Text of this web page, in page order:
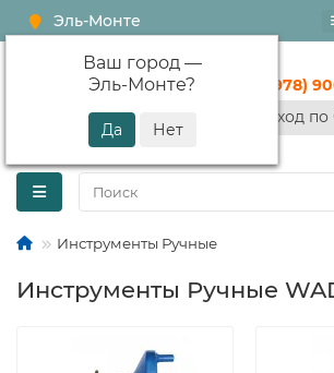
Эль-Монте
Ваш город —
Эль-Монте?
+7 (978)
Вход
Инструменты Ручные
Инструменты Ручные